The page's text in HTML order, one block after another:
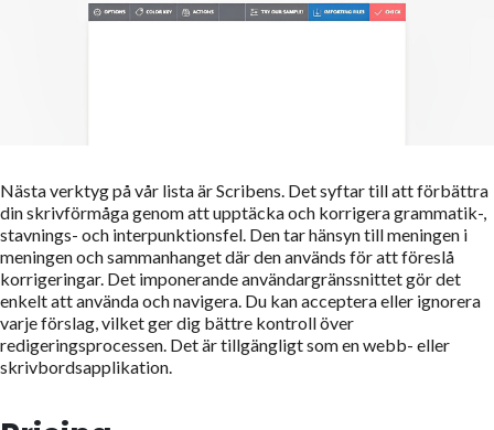
Nästa verktyg på vår lista är Scribens. Det syftar till att förbättra
din skrivförmåga genom att upptäcka och korrigera grammatik-,
stavnings- och interpunktionsfel. Den tar hänsyn till meningen i
meningen och sammanhanget där den används för att föreslå
korrigeringar. Det imponerande användargränssnittet gör det
enkelt att använda och navigera. Du kan acceptera eller ignorera
varje förslag, vilket ger dig bättre kontroll över
redigeringsprocessen. Det är tillgängligt som en webb- eller
skrivbordsapplikation.